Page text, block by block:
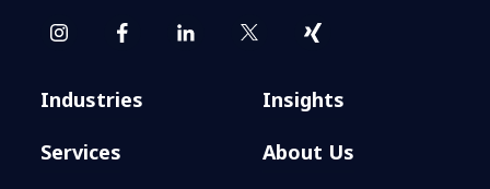
Industries
Services
Insights
About Us